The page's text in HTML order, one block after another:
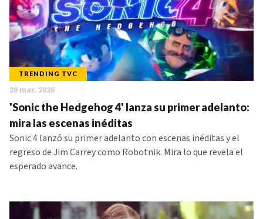
TRENDING TVC
20 mar. 2026
'Sonic the Hedgehog 4' lanza su primer adelanto:
mira las escenas inéditas
Sonic 4 lanzó su primer adelanto con escenas inéditas y el
regreso de Jim Carrey como Robotnik. Mira lo que revela el
esperado avance.